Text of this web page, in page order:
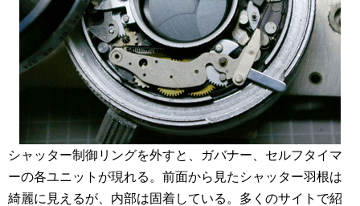
シャッター制御リングを外すと、ガバナー、セルフタイマ
ーの各ユニットが現れる。前面から見たシャッター羽根は
綺麗に見えるが、内部は固着している。多くのサイトで紹